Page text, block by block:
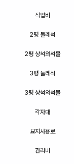
작업비
2평 둘레석
2평 상석외석물
3평 둘레석
3평 상석외석물
각자대
묘지사용료
관리비